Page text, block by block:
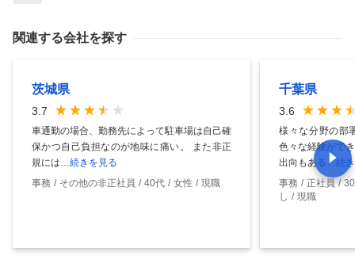
関連する会社を探す
茨城県
3.7
車通勤の場合、勤務先によって駐車場は自己確
保かつ自己負担なのが地味に痛い。 また非正
規には…続きを見る
事務
その他の非正社員 40代 女性 現職
千葉県
3.6
様々な分野の部
色々な経験がで
出向もある …続
事務
正社員
し
現職